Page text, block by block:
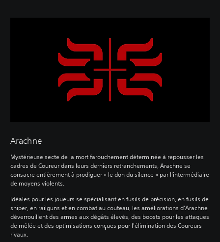
Arachne
Mystérieuse secte de la mort farouchement déterminée à repousser les
cadres de Coureur dans leurs derniers retranchements, Arachne se
consacre entièrement à prodiguer « le don du silence » par l'intermédiaire
de moyens violents.
Idéales pour les joueurs se spécialisant en fusils de précision, en fusils de
sniper, en railguns et en combat au couteau, les améliorations d'Arachne
déverrouillent des armes aux dégâts élevés, des boosts pour les attaques
de mêlée et des optimisations conçues pour l'élimination des Coureurs
rivaux.